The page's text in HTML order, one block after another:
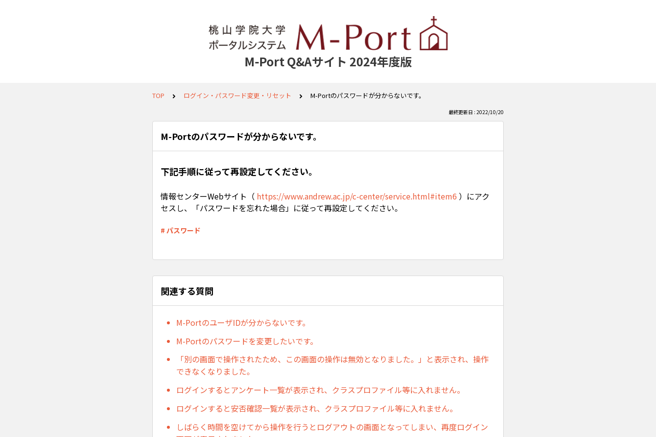
M-Port Q&Aサイト 2024年度版
TOP ログイン・パスワード変更・リセット M-Portのパスワードが分からないです。
最終更新日 : 2022/10/20
M-Portのパスワードが分からないです。
下記手順に従って再設定してください。
情報センターWebサイト（ https://www.andrew.ac.jp/c-center/service.html#item6 ）にアク
セスし、「パスワードを忘れた場合」に従って再設定してください。
# パスワード
関連する質問
M-PortのユーザIDが分からないです。
M-Portのパスワードを変更したいです。
「別の画面で操作されたため、この画面の操作は無効となりました。」と表示され、操作
できなくなりました。
ログインするとアンケート一覧が表示され、クラスプロファイル等に入れません。
ログインすると安否確認一覧が表示され、クラスプロファイル等に入れません。
しばらく時間を空けてから操作を行うとログアウトの画面となってしまい、再度ログイン